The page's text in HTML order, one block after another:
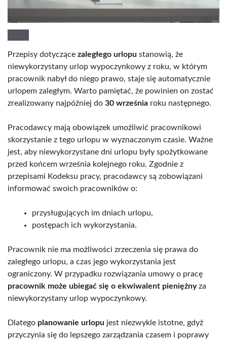
Przepisy dotyczące zaległego urlopu stanowią, że
niewykorzystany urlop wypoczynkowy z roku, w którym
pracownik nabył do niego prawo, staje się automatycznie
urlopem zaległym. Warto pamiętać, że powinien on zostać
zrealizowany najpóźniej do 30 września roku następnego.
Pracodawcy mają obowiązek umożliwić pracownikowi
skorzystanie z tego urlopu w wyznaczonym czasie. Ważne
jest, aby niewykorzystane dni urlopu były spożytkowane
przed końcem września kolejnego roku. Zgodnie z
przepisami Kodeksu pracy, pracodawcy są zobowiązani
informować swoich pracowników o:
przysługujących im dniach urlopu,
postępach ich wykorzystania.
Pracownik nie ma możliwości zrzeczenia się prawa do
zaległego urlopu, a czas jego wykorzystania jest
ograniczony. W przypadku rozwiązania umowy o pracę
pracownik może ubiegać się o ekwiwalent pieniężnyza
niewykorzystany urlop wypoczynkowy.
Dlatego planowanie urlopu jest niezwykle istotne, gdyż
przyczynia się do lepszego zarządzania czasem i poprawy